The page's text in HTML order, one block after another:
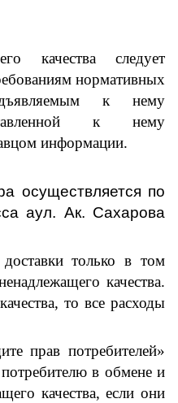
качества следует
нормативных
к нему
к нему
информации.
осуществляется по
аул. Ак. Сахарова
только в том
качества.
то все расходы
прав потребителей»
в обмене и
качества, если они